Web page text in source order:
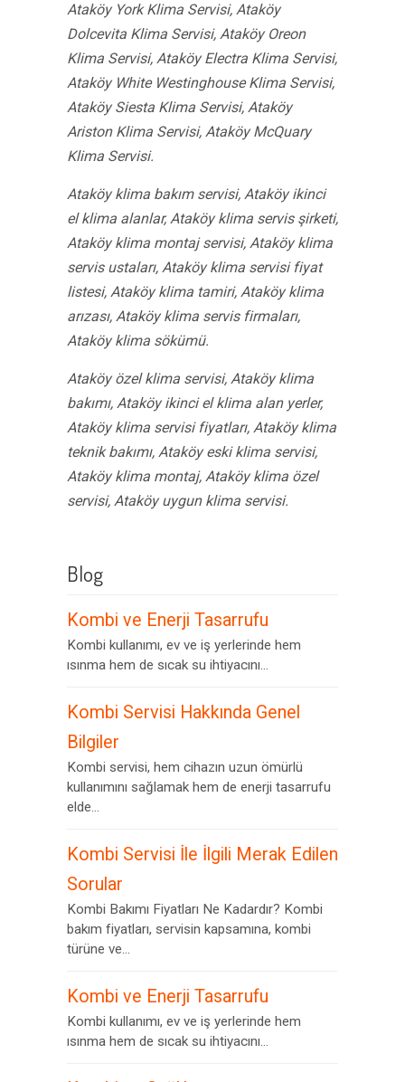
Ataköy York Klima Servisi, Ataköy
Dolcevita Klima Servisi, Ataköy Oreon
Klima Servisi, Ataköy Electra Klima Servisi,
Ataköy White Westinghouse Klima Servisi,
Ataköy Siesta Klima Servisi, Ataköy
Ariston Klima Servisi, Ataköy McQuary
Klima Servisi.
Ataköy klima bakım servisi, Ataköy ikinci
el klima alanlar, Ataköy klima servis şirketi,
Ataköy klima montaj servisi, Ataköy klima
servis ustaları, Ataköy klima servisi fiyat
listesi, Ataköy klima tamiri, Ataköy klima
arızası, Ataköy klima servis firmaları,
Ataköy klima sökümü.
Ataköy özel klima servisi, Ataköy klima
bakımı, Ataköy ikinci el klima alan yerler,
Ataköy klima servisi fiyatları, Ataköy klima
teknik bakımı, Ataköy eski klima servisi,
Ataköy klima montaj, Ataköy klima özel
servisi, Ataköy uygun klima servisi.
Blog
Kombi ve Enerji Tasarrufu
Kombi kullanımı, ev ve iş yerlerinde hem
ısınma hem de sıcak su ihtiyacını...
Kombi Servisi Hakkında Genel
Bilgiler
Kombi servisi, hem cihazın uzun ömürlü
kullanımını sağlamak hem de enerji tasarrufu
elde...
Kombi Servisi İle İlgili Merak Edilen
Sorular
Kombi Bakımı Fiyatları Ne Kadardır? Kombi
bakım fiyatları, servisin kapsamına, kombi
türüne ve...
Kombi ve Enerji Tasarrufu
Kombi kullanımı, ev ve iş yerlerinde hem
ısınma hem de sıcak su ihtiyacını...